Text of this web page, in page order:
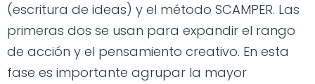
(escritura de ideas) y el método SCAMPER. Las
primeras dos se usan para expandir el rango
de acción y el pensamiento creativo. En esta
fase es importante agrupar la mayor